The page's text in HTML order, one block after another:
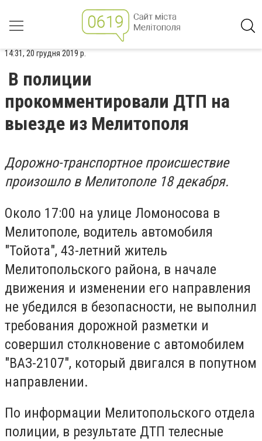
14:31, 20 грудня 2019 р.
В полиции
прокомментировали ДТП на
выезде из Мелитополя
Дорожно-транспортное происшествие
произошло в Мелитополе 18 декабря.
Около 17:00 на улице Ломоносова в
Мелитополе, водитель автомобиля
"Тойота", 43-летний житель
Мелитопольского района, в начале
движения и изменении его направления
не убедился в безопасности, не выполнил
требования дорожной разметки и
совершил столкновение с автомобилем
"ВАЗ-2107", который двигался в попутном
направлении.
По информации Мелитопольского отдела
полиции, в результате ДТП телесные